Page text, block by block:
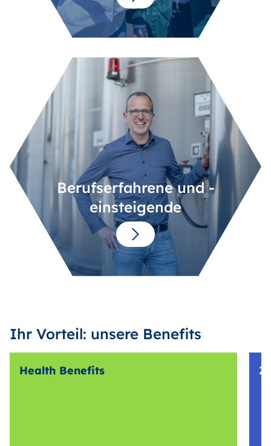
Berufserfahrene und -
einsteigende
Ihr Vorteil: unsere Benefits
Health Benefits